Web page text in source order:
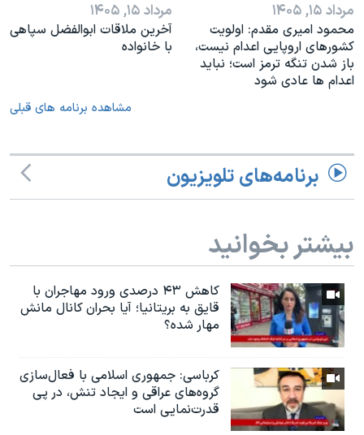
مرداد ۱۵, ۱۴۰۵
محمود امیری مقدم: اولویت
کشورهای اروپایی اعدام نیست،
باز شدن تنگه ترمز است؛ نباید
اعدام ها عادی شود
مرداد ۱۵, ۱۴۰۵
آخرین ملاقات ابوالفضل سپاهی
با خانواده
مشاهده برنامه های قبلی
برنامه‌های تلویزیون
بیشتر بخوانید
کاهش ۴۳ درصدی ورود مهاجران با
قایق به بریتانیا؛ آیا بحران کانال مانش
مهار شده؟
کرباسی: جمهوری اسلامی با فعال‌سازی
گروه‌های عراقی و ایجاد تنش، در پی
قدرت‌نمایی است